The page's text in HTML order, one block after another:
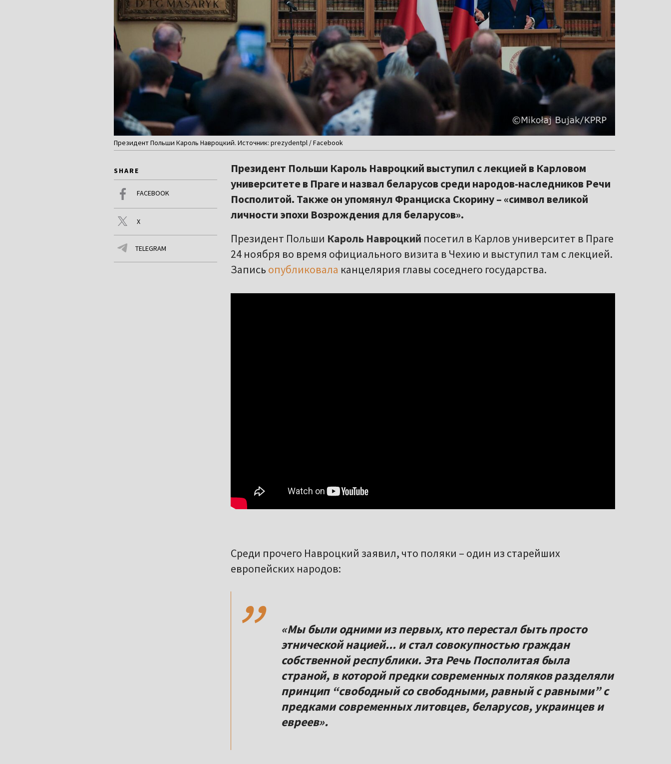
Президент Польши Кароль Навроцкий. Источник: prezydentpl / Facebook
SHARE
FACEBOOK
X
TELEGRAM
Президент Польши Кароль Навроцкий выступил с лекцией в Карловом
университете в Праге и назвал беларусов среди народов-наследников Речи
Посполитой. Также он упомянул Франциска Скорину – «символ великой
личности эпохи Возрождения для беларусов».
Президент Польши Кароль Навроцкий посетил в Карлов университет в Праге
24 ноября во время официального визита в Чехию и выступил там с лекцией.
Запись опубликовала канцелярия главы соседнего государства.
Среди прочего Навроцкий заявил, что поляки – один из старейших
европейских народов:
,,
«Мы были одними из первых, кто перестал быть просто
этнической нацией... и стал совокупностью граждан
собственной республики. Эта Речь Посполитая была
страной, в которой предки современных поляков разделяли
принцип “свободный со свободными, равный с равными” с
предками современных литовцев, беларусов, украинцев и
евреев».